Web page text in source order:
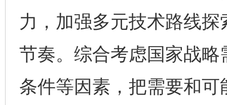
力，加强多元技术路线
节奏。综合考虑国家战
条件等因素，把需要和